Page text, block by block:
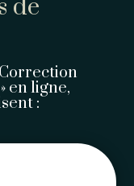
de
en ligne,
: